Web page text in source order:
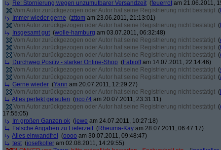
Re: Stornierung wegen unzumutbarer Versandzeit (feuerrot am 21.06.2011,
Vom Autor zurückgezogen oder Autor hat seine Registrierung nicht bestätigt (
Immer wieder gerne (zttom am 23.06.2011, 21:13:01)
Vom Autor zurückgezogen oder Autor hat seine Registrierung nicht bestätigt (
Insgesamt gut (wolle-hamburg am 03.07.2011, 06:32:48)
Vom Autor zurückgezogen oder Autor hat seine Registrierung nicht bestätigt (
Vom Autor zurückgezogen oder Autor hat seine Registrierung nicht bestätigt (
Vom Autor zurückgezogen oder Autor hat seine Registrierung nicht bestätigt (
Durchweg Positiv - starker Online-Shop (Fabioffam 14.07.2011, 22:14:46)
Vom Autor zurückgezogen oder Autor hat seine Registrierung nicht bestätigt (
Vom Autor zurückgezogen oder Autor hat seine Registrierung nicht bestätigt (
Gerne wieder (Yann am 20.07.2011, 12:29:27)
Vom Autor zurückgezogen oder Autor hat seine Registrierung nicht bestätigt (
Alles perfekt gelaufen (rico74 am 20.07.2011, 23:31:11)
Vom Autor zurückgezogen oder Autor hat seine Registrierung nicht bestätigt (
17:55:05)
Im großen Ganzen ok (jewe am 24.07.2011, 10:27:18)
Falsche Angaben zu Lieferzeit (Rheuma-Kay am 28.07.2011, 06:47:17)
Alles einwandfrei (oooo am 30.07.2011, 09:48:47)
test (josefkoller am 02.08.2011, 14:29:55)